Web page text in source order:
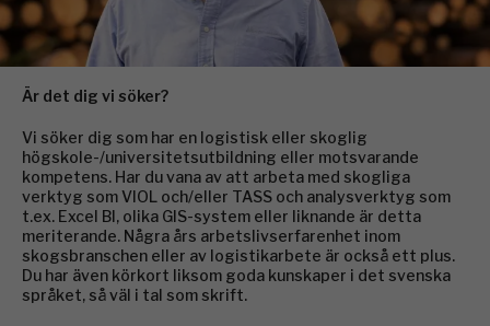
Är det dig vi söker?
Vi söker dig som har en logistisk eller skoglig
högskole-/universitetsutbildning eller motsvarande
kompetens. Har du vana av att arbeta med skogliga
verktyg som VIOL och/eller TASS och analysverktyg som
t.ex. Excel BI, olika GIS-system eller liknande är detta
meriterande. Några års arbetslivserfarenhet inom
skogsbranschen eller av logistikarbete är också ett plus.
Du har även körkort liksom goda kunskaper i det svenska
språket, så väl i tal som skrift.